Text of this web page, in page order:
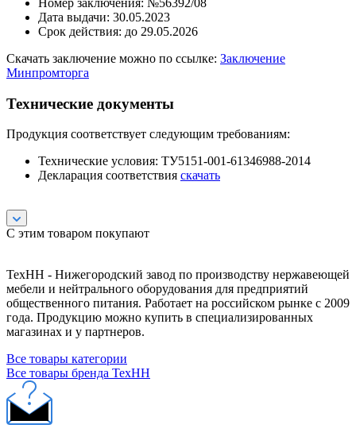
Номер заключения: №56392/08
Дата выдачи: 30.05.2023
Срок действия: до 29.05.2026
Скачать заключение можно по ссылке: Заключение
Минпромторга
Технические документы
Продукция соответствует следующим требованиям:
Технические условия: ТУ5151-001-61346988-2014
Декларация соответствия скачать
С этим товаром покупают
ТехНН - Нижегородский завод по производству нержавеющей
мебели и нейтрального оборудования для предприятий
общественного питания. Работает на российском рынке с 2009
года. Продукцию можно купить в специализированных
магазинах и у партнеров.
Все товары категории
Все товары бренда ТехНН